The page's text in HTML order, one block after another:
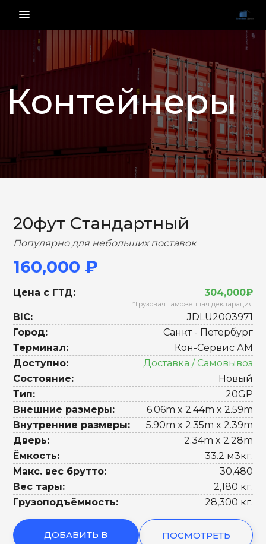
menu_vert
Контейнеры
НАЗАД ВПЕРЕД
20фут Стандартный
Популярно для небольших поставок
160,000 ₽
Цена с ГТД: 304,000₽
*Грузовая таможенная декларация
BIC:
JDLU2003971
Город:
Санкт - Петербург
Терминал:
Кон-Сервис АМ
Доступно:
Доставка / Самовывоз
Состояние:
Новый
Тип:
20GP
Внешние размеры:
6.06m x 2.44m x 2.59m
Внутренние размеры:
5.90m x 2.35m x 2.39m
Дверь:
2.34m x 2.28m
Ёмкость:
33.2 м3кг.
Макс. вес брутто:
30,480
Вес тары:
2,180 кг.
Грузоподъёмность:
28,300 кг.
ДОБАВИТЬ В ПОСМОТРЕТЬ